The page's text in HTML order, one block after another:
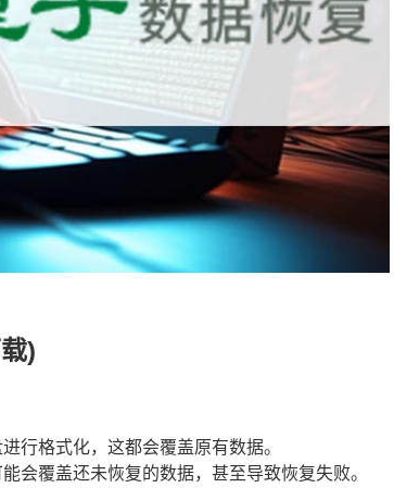
)
行格式化，这都会覆盖原有数据。
会覆盖还未恢复的数据，甚至导致恢复失败。